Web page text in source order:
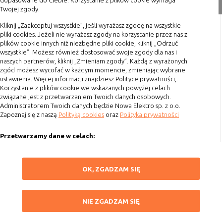
Twojej zgody.
Kliknij „Zaakceptuj wszystkie”, jeśli wyrażasz zgodę na wszystkie
pliki cookies. Jeżeli nie wyrażasz zgody na korzystanie przez nas z
plików cookie innych niż niezbędne pliki cookie, kliknij „Odrzuć
wszystkie”. Możesz również dostosować swoje zgody dla nas i
naszych partnerów, kliknij „Zmieniam zgody”. Każdą z wyrażonych
zgód możesz wycofać w każdym momencie, zmieniając wybrane
ustawienia. Więcej informacji znajdziesz Polityce prywatności,.
Korzystanie z plików cookie we wskazanych powyżej celach
związane jest z przetwarzaniem Twoich danych osobowych.
Administratorem Twoich danych będzie Nowa Elektro sp. z o.o.
Zapoznaj się z naszą Polityką cookies oraz Polityka prywatności
Przetwarzamy dane w celach:
treści i reklam oraz ich pomiaru, tworzenia statystyk, poprawy
marketingowe lub prezentować je w serwisie.
OK, ZGADZAM SIĘ
NIE ZGADZAM SIĘ
NIE ZGADZAM SIĘ
- służą bardzo ważnym funkcjonalnościom
serwisu, ich zablokowanie spowoduje, że
wybrane funkcje nie będą działać
prawidłowo.
Biznesowe
Umożliwiają realizację modelu
biznesowego w oparciu o który
udostępniona jest witryna, ich
zablokowanie nie spowoduje
niedostępności całości funkcjonalności
świadczenia usługi ze względu na brak
witryny przychodów subsydiujących
działanie serwisu. Do tej kategorii należą
B. Ze względu na czas przez jaki cookie będzie
Terminy realizacji
Koszty przesyłki
Dostawa
Reklamacje
Zwrot towaru
Kontakt
Szybki kontakt
Godziny otwarcia: Pon.-Pt. 8-16
sklep@elektrozysk.pl
Dołącz do nas